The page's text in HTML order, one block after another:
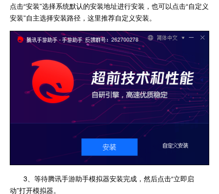
点击“安装”选择系统默认的安装地址进行安装，也可以点击“自定义
安装”自主选择安装路径，这里推荐自定义安装。
3、等待腾讯手游助手模拟器安装完成，然后点击“立即启
动”打开模拟器。